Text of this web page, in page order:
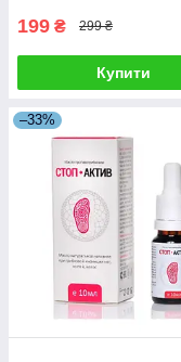
199 ₴ 299 ₴
Купити
–33%